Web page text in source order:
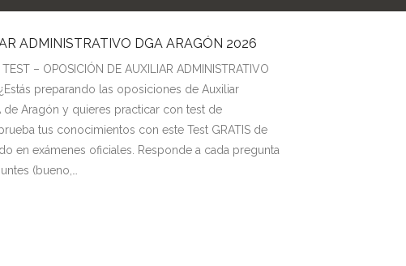
ADMINISTRATIVO DGA ARAGÓN 2026
– OPOSICIÓN DE AUXILIAR ADMINISTRATIVO
preparando las oposiciones de Auxiliar
de Aragón y quieres practicar con test de
tus conocimientos con este Test GRATIS de
en exámenes oficiales. Responde a cada pregunta
(bueno,…